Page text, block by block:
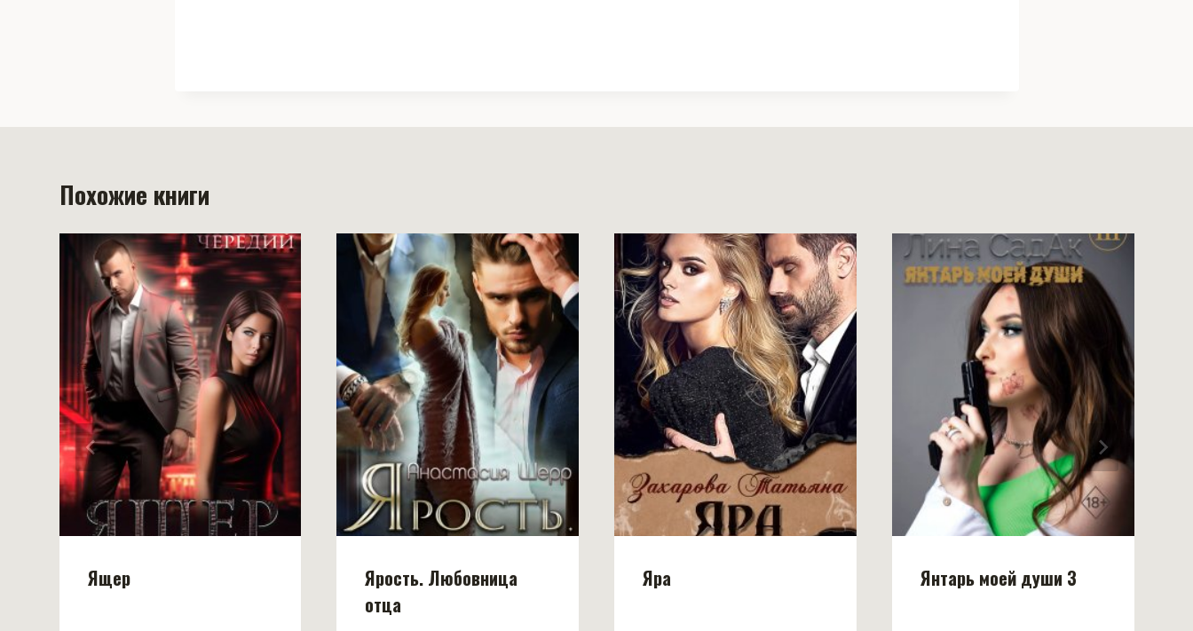
Похожие книги
Ящер
Ярость. Любовница
отца
Яра Янтарь моей души 3